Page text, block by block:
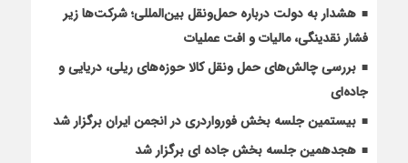
قلمرو
بلغارستان
بدون
اخذ
ملی
این
کشور
هشدار به دولت درباره حمل‌ونقل بین‌المللی؛ شرکت‌ها زیر
فشار نقدینگی، مالیات و افت عملیات
بررسی چالش‌های حمل ونقل کالا حوزه‌های ریلی، دریایی و
جاده‌ای
بیستمین جلسه بخش فورواردری در انجمن ایران برگزار شد
هجدهمین جلسه بخش جاده ای برگزار شد